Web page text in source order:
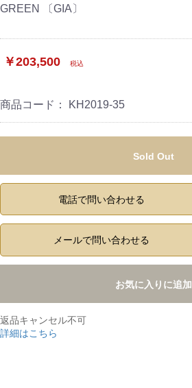
GREEN 〔GIA〕
￥203,500 税込
商品コード： KH2019-35
Sold Out
電話で問い合わせる
メールで問い合わせる
お気に入りに追加
返品キャンセル不可
詳細はこちら